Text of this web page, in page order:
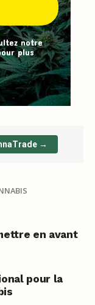
notre
plus
→
en avant
pour la